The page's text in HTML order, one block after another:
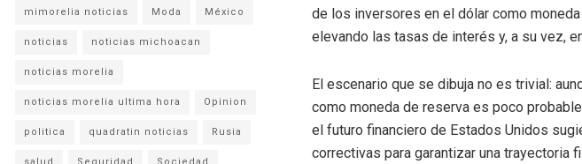
de los inversores en el dólar como
elevando las tasas de interés y, a su vez,
El escenario que se dibuja no es trivial:
como moneda de reserva es poco
el futuro financiero de Estados Unidos
correctivas para garantizar una trayectoria
mimorelia noticias Moda México
noticias noticias michoacan
noticias morelia
noticias morelia ultima hora Opinion
politica quadratin noticias Rusia
salud Seguridad Sociedad